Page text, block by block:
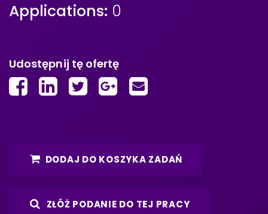
Applications: 0
Udostępnij tę ofertę
DODAJ DO KOSZYKA ZADAŃ
ZŁÓŻ PODANIE DO TEJ PRACY